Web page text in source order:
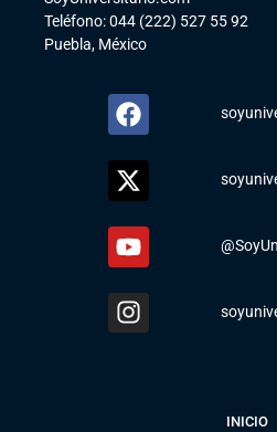
Teléfono: 044 (222) 527 55 92
Puebla, México
INICIO